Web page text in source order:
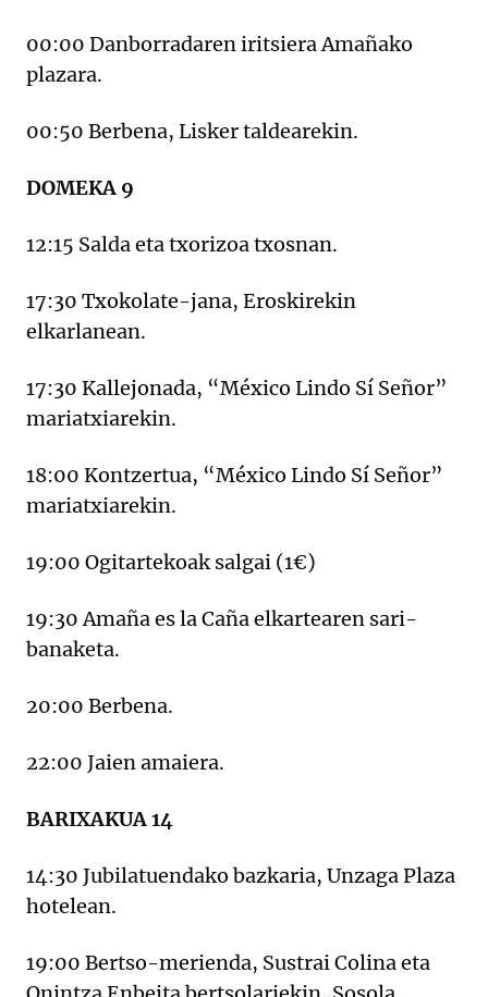
00:00 Danborradaren iritsiera Amañako
plazara.
00:50 Berbena, Lisker taldearekin.
DOMEKA 9
12:15 Salda eta txorizoa txosnan.
17:30 Txokolate-jana, Eroskirekin
elkarlanean.
17:30 Kallejonada, “México Lindo Sí Señor”
mariatxiarekin.
18:00 Kontzertua, “México Lindo Sí Señor”
mariatxiarekin.
19:00 Ogitartekoak salgai (1€)
19:30 Amaña es la Caña elkartearen sari-
banaketa.
20:00 Berbena.
22:00 Jaien amaiera.
BARIXAKUA 14
14:30 Jubilatuendako bazkaria, Unzaga Plaza
hotelean.
19:00 Bertso-merienda, Sustrai Colina eta